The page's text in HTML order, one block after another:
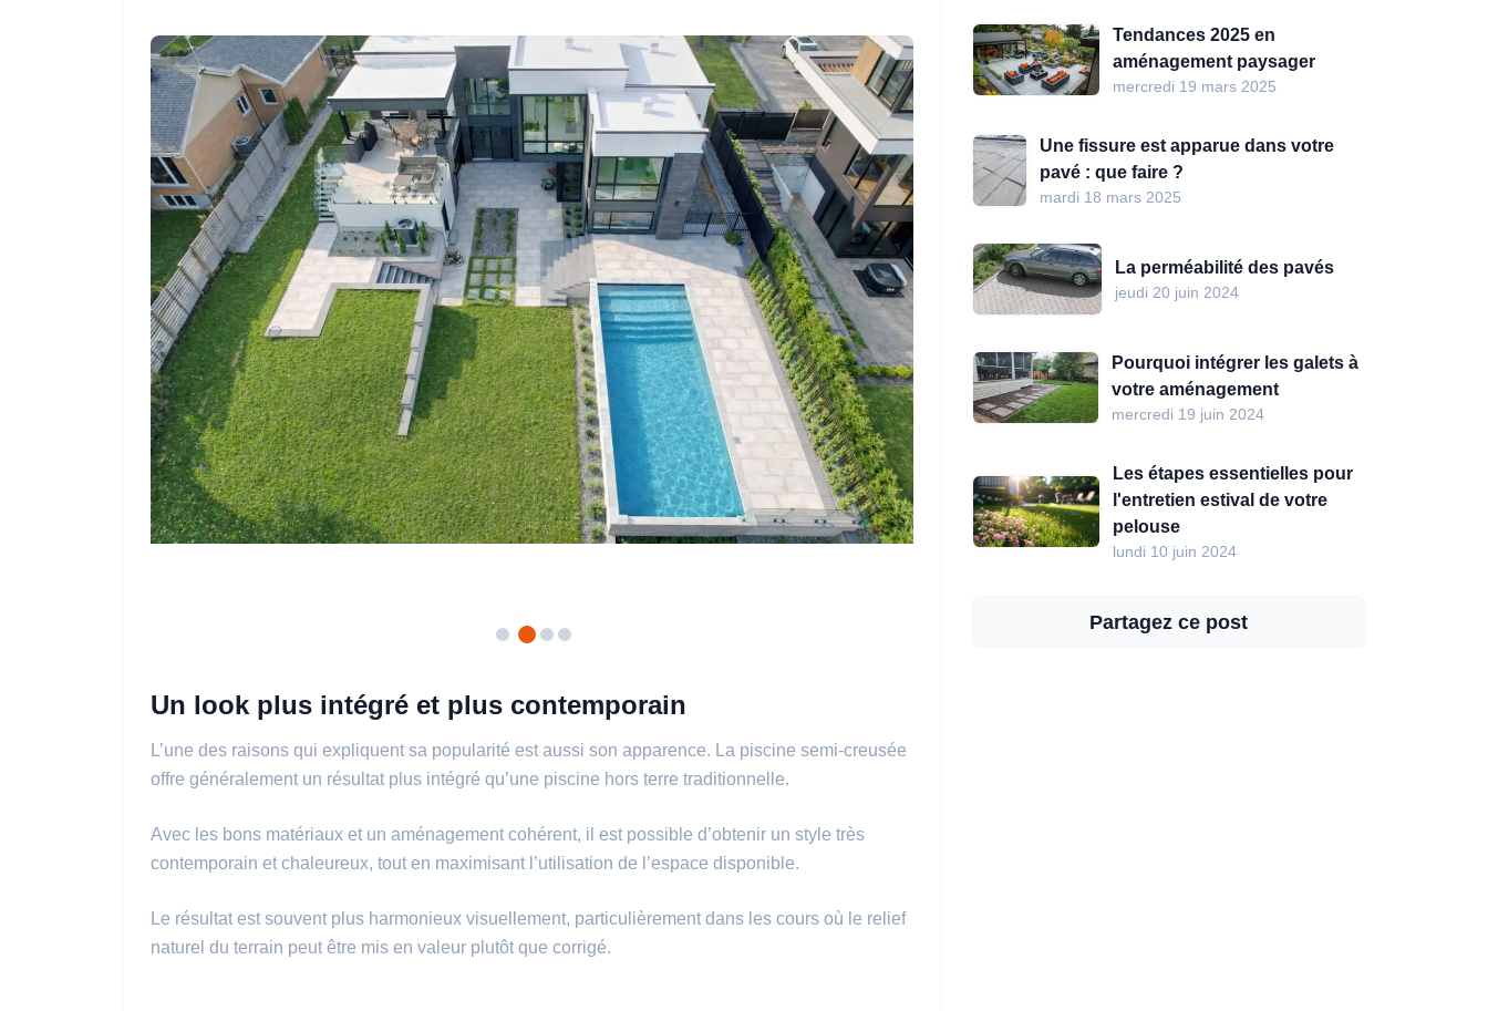
Un look plus intégré et plus contemporain
L’une des raisons qui expliquent sa popularité est aussi son apparence. La piscine semi-creusée
offre généralement un résultat plus intégré qu’une piscine hors terre traditionnelle.
Avec les bons matériaux et un aménagement cohérent, il est possible d’obtenir un style très
contemporain et chaleureux, tout en maximisant l’utilisation de l’espace disponible.
Le résultat est souvent plus harmonieux visuellement, particulièrement dans les cours où le relief
naturel du terrain peut être mis en valeur plutôt que corrigé.
Tendances 2025 en
aménagement paysager
mercredi 19 mars 2025
Une fissure est apparue dans votre
pavé : que faire ?
mardi 18 mars 2025
La perméabilité des pavés
jeudi 20 juin 2024
Pourquoi intégrer les galets à
votre aménagement
mercredi 19 juin 2024
Les étapes essentielles pour
l'entretien estival de votre
pelouse
lundi 10 juin 2024
Partagez ce post